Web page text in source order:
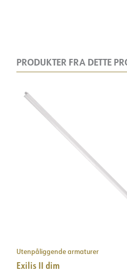
PRODUKTER FRA DETTE
Utenpåliggende armaturer
Exilis II dim